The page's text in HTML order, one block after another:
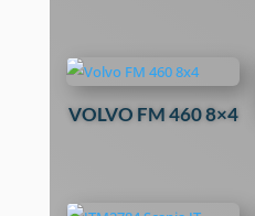
VOLVO FM 460 8×4